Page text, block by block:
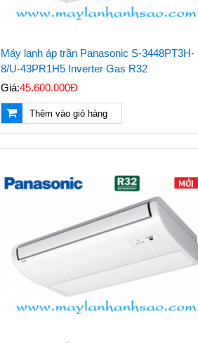
Máy lạnh áp trần Panasonic S-3448PT3H-
8/U-43PR1H5 Inverter Gas R32
Giá:45.600.000Đ
Thêm vào giỏ hàng